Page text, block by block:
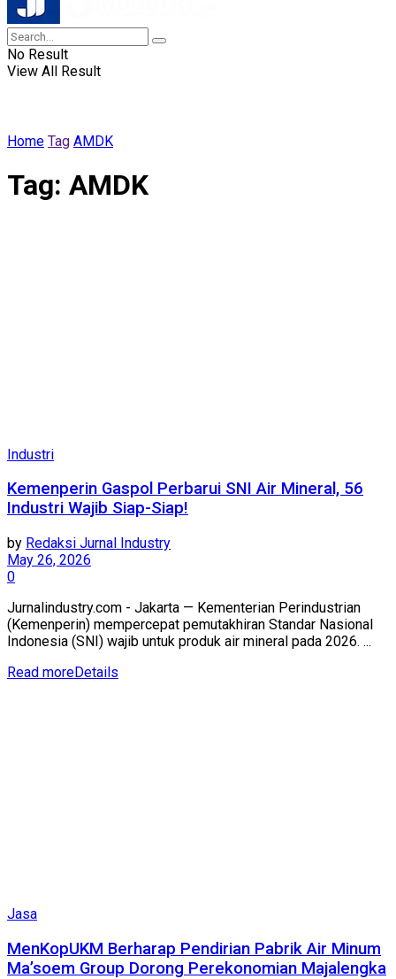
No Result
View All Result
Home Tag AMDK
Tag: AMDK
Industri
Kemenperin Gaspol Perbarui SNI Air Mineral, 56
Industri Wajib Siap-Siap!
by Redaksi Jurnal Industry
May 26, 2026
0
Jurnalindustry.com - Jakarta — Kementerian Perindustrian
(Kemenperin) mempercepat pemutakhiran Standar Nasional
Indonesia (SNI) wajib untuk produk air mineral pada 2026. ...
Read moreDetails
Jasa
MenKopUKM Berharap Pendirian Pabrik Air Minum
Ma’soem Group Dorong Perekonomian Majalengka